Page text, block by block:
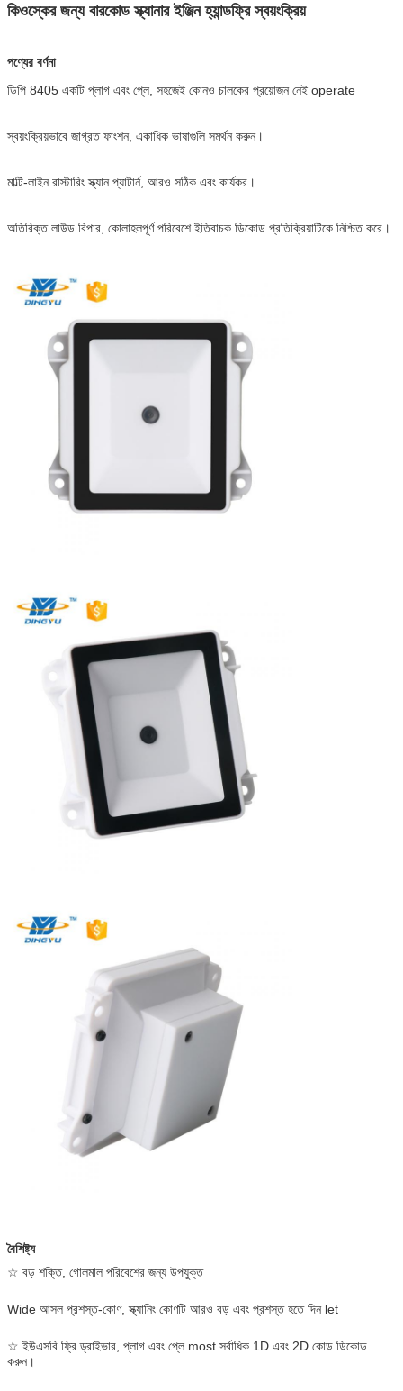
কিওস্কের জন্য বারকোড স্ক্যানার ইঞ্জিন হ্যান্ডফ্রি স্বয়ংক্রিয়
পণ্যের বর্ণনা
ডিপি 8405 একটি প্লাগ এবং প্লে, সহজেই কোনও চালকের প্রয়োজন নেই operate
স্বয়ংক্রিয়ভাবে জাগ্রত ফাংশন, একাধিক ভাষাগুলি সমর্থন করুন।
মাল্টি-লাইন রাস্টারিং স্ক্যান প্যাটার্ন, আরও সঠিক এবং কার্যকর।
অতিরিক্ত লাউড বিপার, কোলাহলপূর্ণ পরিবেশে ইতিবাচক ডিকোড প্রতিক্রিয়াটিকে নিশ্চিত করে।
বৈশিষ্ট্য
☆ বড় শক্তি, গোলমাল পরিবেশের জন্য উপযুক্ত
Wide আসল প্রশস্ত-কোণ, স্ক্যানিং কোণটি আরও বড় এবং প্রশস্ত হতে দিন let
☆ ইউএসবি ফ্রি ড্রাইভার, প্লাগ এবং প্লে most সর্বাধিক 1D এবং 2D কোড ডিকোড
করুন।